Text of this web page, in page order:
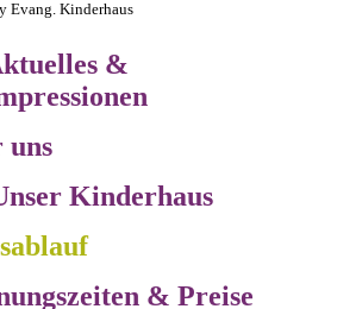
&
uns
Kinderhaus
& Preise